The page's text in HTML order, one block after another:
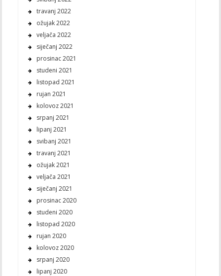
travanj 2022
ožujak 2022
veljača 2022
siječanj 2022
prosinac 2021
studeni 2021
listopad 2021
rujan 2021
kolovoz 2021
srpanj 2021
lipanj 2021
svibanj 2021
travanj 2021
ožujak 2021
veljača 2021
siječanj 2021
prosinac 2020
studeni 2020
listopad 2020
rujan 2020
kolovoz 2020
srpanj 2020
lipanj 2020